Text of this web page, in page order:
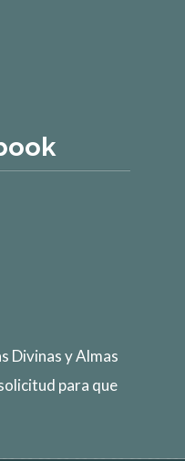
Divinas y Almas
para que